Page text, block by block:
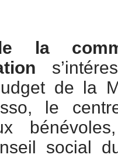
la
de la
le
social